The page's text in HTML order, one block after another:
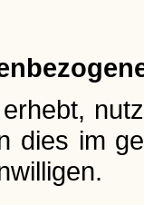
dies im